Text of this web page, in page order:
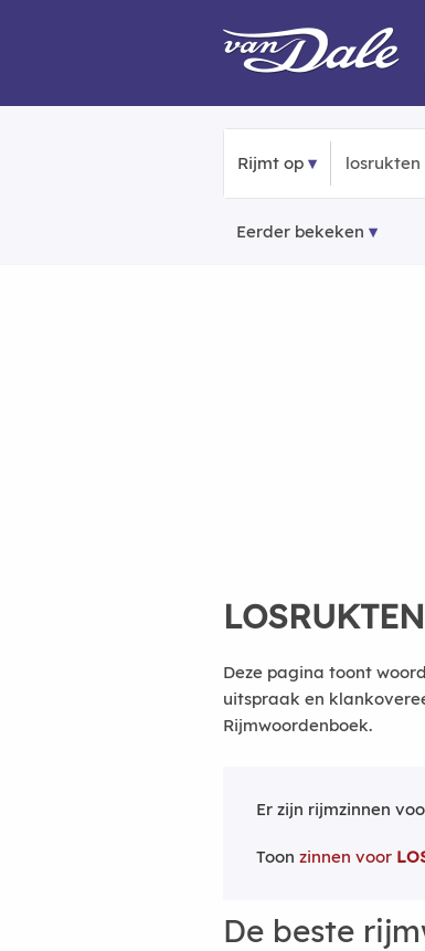
Rijmt op
Eerder bekeken
LOSRUKTEN
Deze pagina toont
uitspraak en
Rijmwoordenboek.
Er zijn rijmzinnen
Toon zinnen voor
De beste